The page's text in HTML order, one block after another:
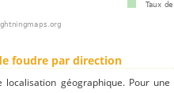
foudre par direction
localisation géographique. Pour